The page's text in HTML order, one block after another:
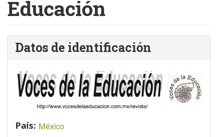
Educación
Datos de identificación
País: México